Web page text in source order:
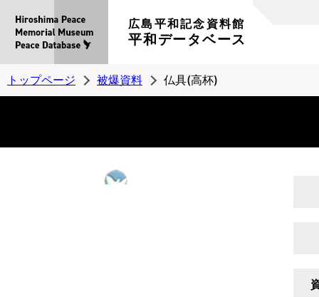
広島平和記念資料館
平和データベース
トップページ 被爆資料 仏具(高杯)